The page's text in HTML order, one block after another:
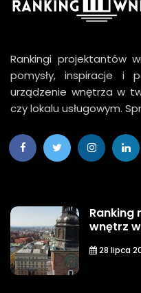
Rankingi projektantów
pomysły, inspiracje i
urządzenie wnętrza w
czy lokalu usługowym.
Ranking
wnętrz
28 lipca